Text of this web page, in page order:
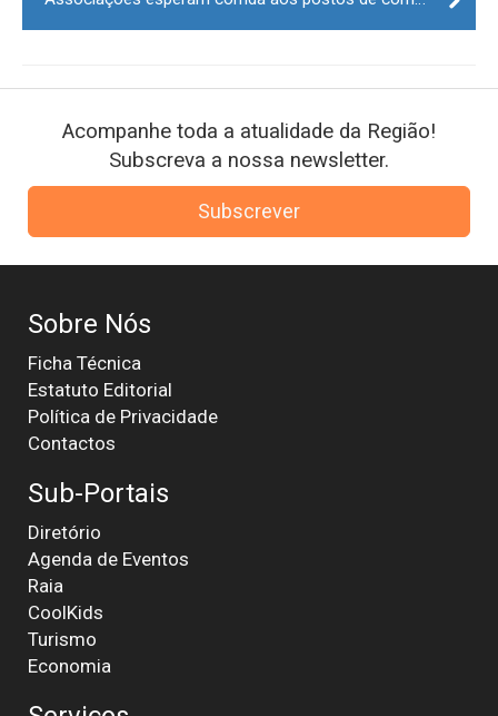
Acompanhe toda a atualidade da Região!
Subscreva a nossa newsletter.
Subscrever
Sobre Nós
Ficha Técnica
Estatuto Editorial
Política de Privacidade
Contactos
Sub-Portais
Diretório
Agenda de Eventos
Raia
CoolKids
Turismo
Economia